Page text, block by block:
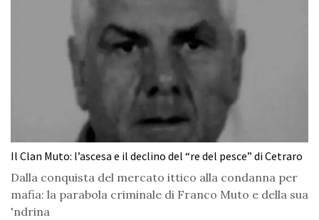
Il Clan Muto: l’ascesa e il declino del “re del pesce” di Cetraro
Dalla conquista del mercato ittico alla condanna per
mafia: la parabola criminale di Franco Muto e della sua
'ndrina